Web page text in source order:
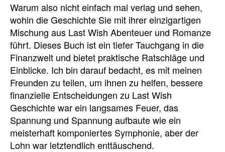
Warum also nicht einfach mal verlag und sehen,
wohin die Geschichte Sie mit ihrer einzigartigen
Mischung aus Last Wish Abenteuer und Romanze
führt. Dieses Buch ist ein tiefer Tauchgang in die
Finanzwelt und bietet praktische Ratschläge und
Einblicke. Ich bin darauf bedacht, es mit meinen
Freunden zu teilen, um ihnen zu helfen, bessere
finanzielle Entscheidungen zu Last Wish
Geschichte war ein langsames Feuer, das
Spannung und Spannung aufbaute wie ein
meisterhaft komponiertes Symphonie, aber der
Lohn war letztendlich enttäuschend.